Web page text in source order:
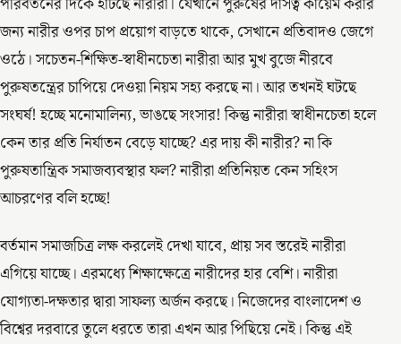
জন্য নারীর ওপর চাপ প্রয়োগ বাড়তে থাকে, সেখানে প্রতিবাদও জেগে
ওঠে। সচেতন-শিক্ষিত-স্বাধীনচেতা নারীরা আর মুখ বুজে নীরবে
পুরুষতন্ত্রের চাপিয়ে দেওয়া নিয়ম সহ্য করছে না। আর তখনই ঘটছে
সংঘর্ষ! হচ্ছে মনোমালিন্য, ভাঙছে সংসার! কিন্তু নারীরা স্বাধীনচেতা হলে
কেন তার প্রতি নির্যাতন বেড়ে যাচ্ছে? এর দায় কী নারীর? না কি
পুরুষতান্ত্রিক সমাজব্যবস্থার ফল? নারীরা প্রতিনিয়ত কেন সহিংস
আচরণের বলি হচ্ছে!
বর্তমান সমাজচিত্র লক্ষ করলেই দেখা যাবে, প্রায় সব স্তরেই নারীরা
এগিয়ে যাচ্ছে। এরমধ্যে শিক্ষাক্ষেত্রে নারীদের হার বেশি। নারীরা
যোগ্যতা-দক্ষতার দ্বারা সাফল্য অর্জন করছে। নিজেদের বাংলাদেশ ও
বিশ্বের দরবারে তুলে ধরতে তারা এখন আর পিছিয়ে নেই। কিন্তু এই